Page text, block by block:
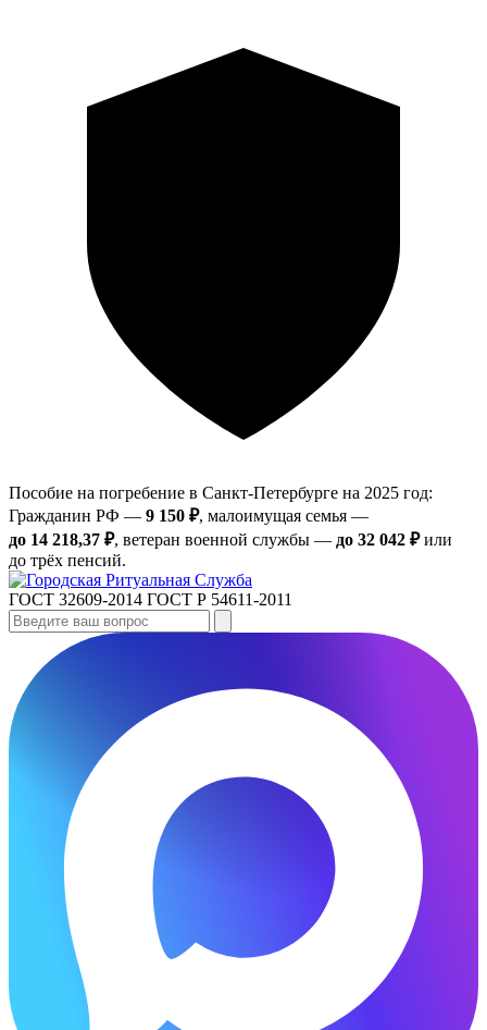
Пособие на погребение в Санкт‑Петербурге на 2025 год:
Гражданин РФ — 9 150 ₽, малоимущая семья —
до 14 218,37 ₽, ветеран военной службы — до 32 042 ₽или
до трёх пенсий.
ГОСТ 32609-2014 ГОСТ Р 54611-2011